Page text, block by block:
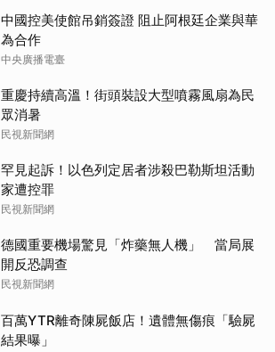
中國控美使館吊銷簽證 阻止阿根廷企業與華
為合作
中央廣播電臺
重慶持續高溫！街頭裝設大型噴霧風扇為民
眾消暑
民視新聞網
罕見起訴！以色列定居者涉殺巴勒斯坦活動
家遭控罪
民視新聞網
德國重要機場驚見「炸藥無人機」 當局展
開反恐調查
民視新聞網
百萬YTR離奇陳屍飯店！遺體無傷痕「驗屍
結果曝」